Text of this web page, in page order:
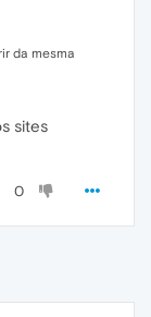
da mesma
sites
0